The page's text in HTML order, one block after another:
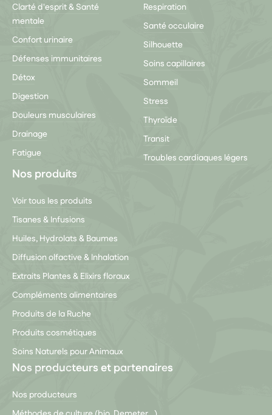
Clarté d'esprit & Santé
mentale
Confort urinaire
Défenses immunitaires
Détox
Digestion
Douleurs musculaires
Drainage
Fatigue
Respiration
Santé occulaire
Silhouette
Soins capillaires
Sommeil
Stress
Thyroïde
Transit
Troubles cardiaques légers
Nos produits
Voir tous les produits
Tisanes & Infusions
Huiles, Hydrolats & Baumes
Diffusion olfactive & Inhalation
Extraits Plantes & Elixirs floraux
Compléments alimentaires
Produits de la Ruche
Produits cosmétiques
Soins Naturels pour Animaux
Nos producteurs et partenaires
Nos producteurs